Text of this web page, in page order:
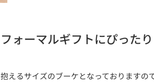
フォーマルギフトにぴったり
抱えるサイズのブーケとなっておりますの